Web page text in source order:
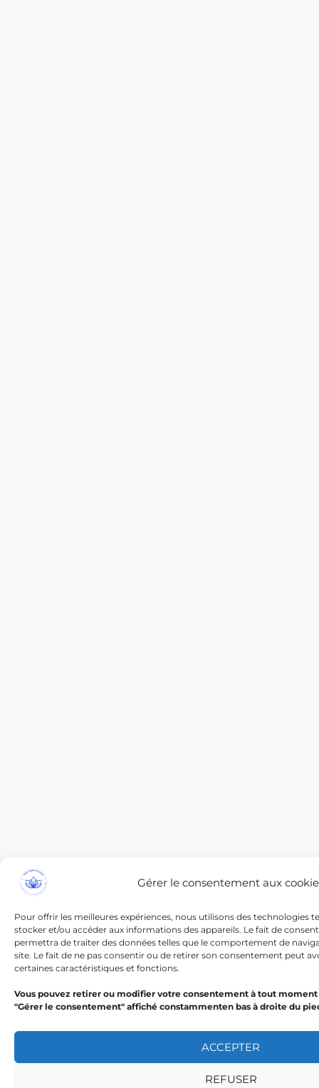
Gérer le consentement aux
Pour offrir les meilleures expériences, nous utilisons des technologies
stocker et/ou accéder aux informations des appareils. Le fait de
permettra de traiter des données telles que le comportement de
site. Le fait de ne pas consentir ou de retirer son consentement peut
certaines caractéristiques et fonctions.
Vous pouvez retirer ou modifier votre consentement à tout
"Gérer le consentement" affiché constammenten bas à droite du
ACCEPTER
REFUSER